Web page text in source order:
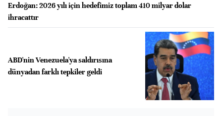
Erdoğan: 2026 yılı için hedefimiz toplam 410 milyar dolar
ihracattır
ABD'nin Venezuela'ya saldırısına
dünyadan farklı tepkiler geldi